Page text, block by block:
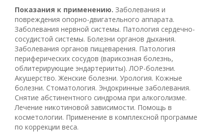
Показания к применению. Заболевания и
повреждения опорно-двигательного аппарата.
Заболевания нервной системы. Патология сердечно-
сосудистой системы. Болезни органов дыхания.
Заболевания органов пищеварения. Патология
периферических сосудов (варикозная болезнь,
облитерирующие эндартерииты). ЛОР-болезни.
Акушерство. Женские болезни. Урология. Кожные
болезни. Стоматология. Эндокринные заболевания.
Снятие абстинентного синдрома при алкоголизме.
Лечение никотиновой зависимости. Помощь в
косметологии. Применение в комплексной программе
по коррекции веса.